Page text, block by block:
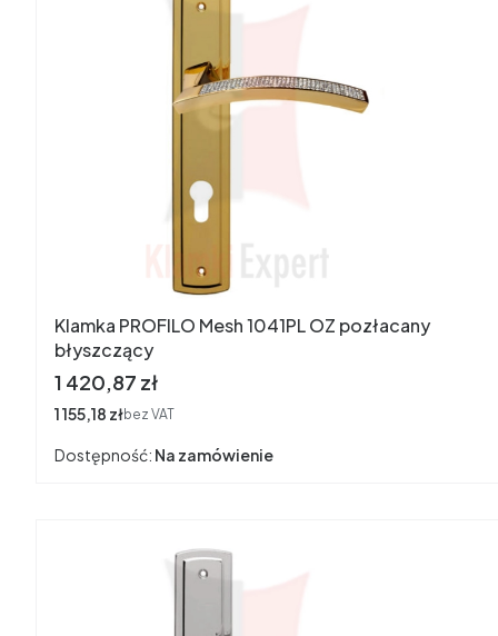
Klamka PROFILO Mesh 1041PL OZ pozłacany
błyszczący
Cena
1 420,87 zł
Cena
1 155,18 złbez VAT
Dostępność: Na zamówienie